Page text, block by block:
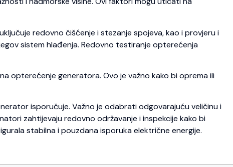
redovno čišćenje i stezanje spojeva, kao i provjeru i
sistem hlađenja. Redovno testiranje opterećenja
opterećenje generatora. Ovo je važno kako bi oprema ili
isporučuje. Važno je odabrati odgovarajuću veličinu i
zahtijevaju redovno održavanje i inspekcije kako bi
stabilna i pouzdana isporuka električne energije.